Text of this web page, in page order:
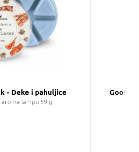
- Deke i pahuljice
aroma lampu 59 g
Goose